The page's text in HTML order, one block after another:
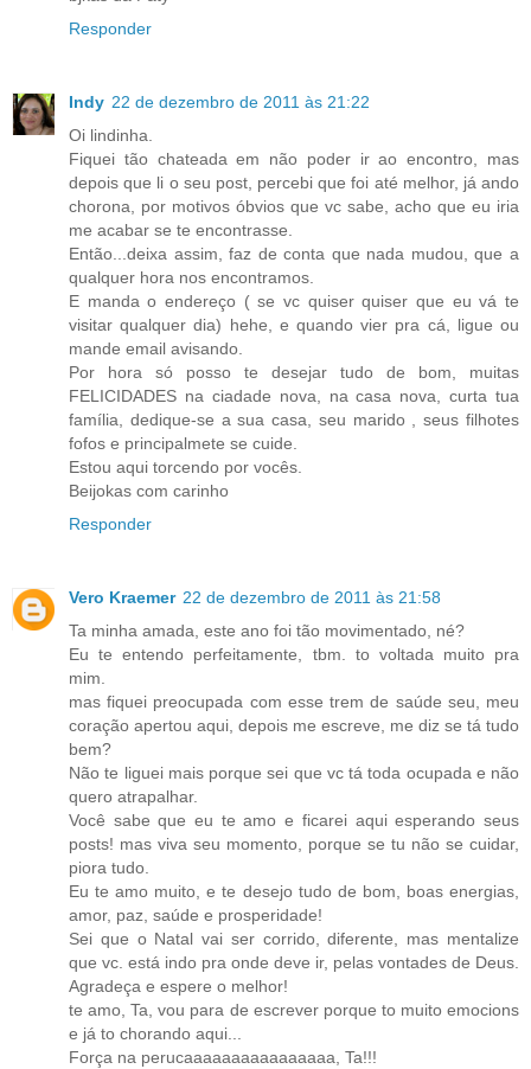
Responder
Indy 22 de dezembro de 2011 às 21:22
Oi lindinha.
Fiquei tão chateada em não poder ir ao encontro, mas
depois que li o seu post, percebi que foi até melhor, já ando
chorona, por motivos óbvios que vc sabe, acho que eu iria
me acabar se te encontrasse.
Então...deixa assim, faz de conta que nada mudou, que a
qualquer hora nos encontramos.
E manda o endereço ( se vc quiser quiser que eu vá te
visitar qualquer dia) hehe, e quando vier pra cá, ligue ou
mande email avisando.
Por hora só posso te desejar tudo de bom, muitas
FELICIDADES na ciadade nova, na casa nova, curta tua
família, dedique-se a sua casa, seu marido , seus filhotes
fofos e principalmete se cuide.
Estou aqui torcendo por vocês.
Beijokas com carinho
Responder
Vero Kraemer 22 de dezembro de 2011 às 21:58
Ta minha amada, este ano foi tão movimentado, né?
Eu te entendo perfeitamente, tbm. to voltada muito pra
mim.
mas fiquei preocupada com esse trem de saúde seu, meu
coração apertou aqui, depois me escreve, me diz se tá tudo
bem?
Não te liguei mais porque sei que vc tá toda ocupada e não
quero atrapalhar.
Você sabe que eu te amo e ficarei aqui esperando seus
posts! mas viva seu momento, porque se tu não se cuidar,
piora tudo.
Eu te amo muito, e te desejo tudo de bom, boas energias,
amor, paz, saúde e prosperidade!
Sei que o Natal vai ser corrido, diferente, mas mentalize
que vc. está indo pra onde deve ir, pelas vontades de Deus.
Agradeça e espere o melhor!
te amo, Ta, vou para de escrever porque to muito emocions
e já to chorando aqui...
Força na perucaaaaaaaaaaaaaaaa, Ta!!!